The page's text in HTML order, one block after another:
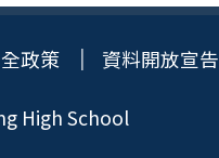
政策 資料開放宣告
High School